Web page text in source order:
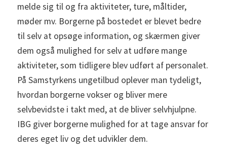
melde sig til og fra aktiviteter, ture, måltider,
møder mv. Borgerne på bostedet er blevet bedre
til selv at opsøge information, og skærmen giver
dem også mulighed for selv at udføre mange
aktiviteter, som tidligere blev udført af personalet.
På Samstyrkens ungetilbud oplever man tydeligt,
hvordan borgerne vokser og bliver mere
selvbevidste i takt med, at de bliver selvhjulpne.
IBG giver borgerne mulighed for at tage ansvar for
deres eget liv og det udvikler dem.